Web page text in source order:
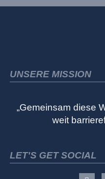
UNSERE MISSION
„Gemeinsam diese
weit
LET'S GET SOCIAL